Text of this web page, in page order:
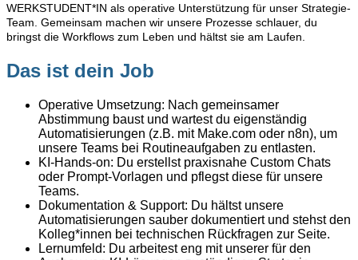
WERKSTUDENT*IN als operative Unterstützung für unser Strategie-
Team. Gemeinsam machen wir unsere Prozesse schlauer, du
bringst die Workflows zum Leben und hältst sie am Laufen.
Das ist dein Job
Operative Umsetzung: Nach gemeinsamer
Abstimmung baust und wartest du eigenständig
Automatisierungen (z.B. mit Make.com oder n8n), um
unsere Teams bei Routineaufgaben zu entlasten.
KI-Hands-on: Du erstellst praxisnahe Custom Chats
oder Prompt-Vorlagen und pflegst diese für unsere
Teams.
Dokumentation & Support: Du hältst unsere
Automatisierungen sauber dokumentiert und stehst den
Kolleg*innen bei technischen Rückfragen zur Seite.
Lernumfeld: Du arbeitest eng mit unserer für den